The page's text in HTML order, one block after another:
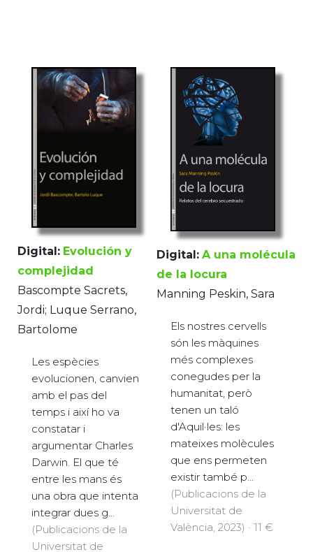
Digital: Evolución y
complejidad
Bascompte Sacrets,
Jordi; Luque Serrano,
Bartolome
Les espècies
evolucionen, canvien
amb el pas del
temps i així ho va
constatar i
argumentar Charles
Darwin. El que té
entre les mans és
una obra que intenta
integrar dues g...
(Publicacions de la
Universitat de
Digital: A una molécula
de la locura
Manning Peskin, Sara
Els nostres cervells
són les màquines
més complexes
conegudes per la
humanitat, però
tenen un taló
d'Aquil·les: les
mateixes molècules
que ens permeten
existir també p...
(Publicacions de la
Universitat de
València, 2023) · 11 €